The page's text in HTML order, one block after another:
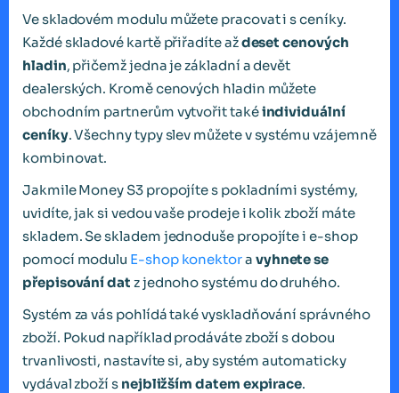
Ve skladovém modulu můžete pracovat i s ceníky.
Každé skladové kartě přiřadíte aždeset cenových
hladin, přičemž jedna je základní a devět
dealerských. Kromě cenových hladin můžete
obchodním partnerům vytvořit takéindividuální
ceníky. Všechny typy slev můžete v systému vzájemně
kombinovat.
Jakmile Money S3 propojíte s pokladními systémy,
uvidíte, jak si vedou vaše prodeje i kolik zboží máte
skladem. Se skladem jednoduše propojíte i e-shop
pomocí modulu E-shop konektora vyhnete se
přepisování dat z jednoho systému do druhého.
Systém za vás pohlídá také vyskladňování správného
zboží. Pokud například prodáváte zboží s dobou
trvanlivosti, nastavíte si, aby systém automaticky
vydával zboží s nejbližším datem expirace.